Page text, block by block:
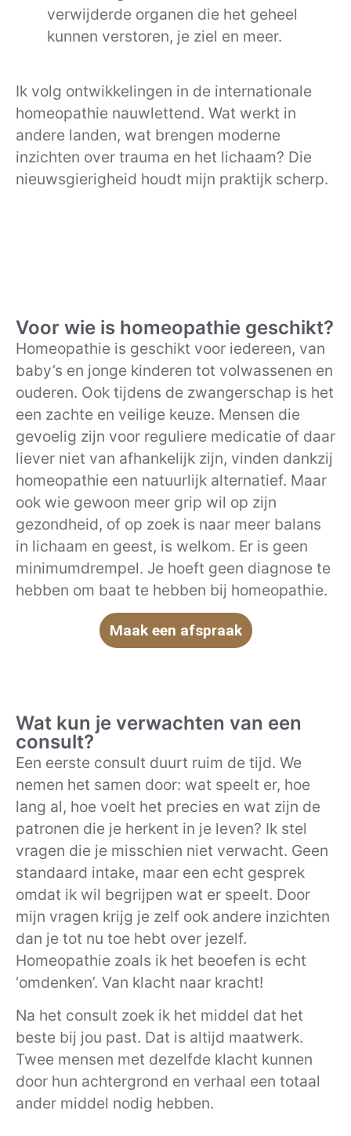
verwijderde organen die het geheel
kunnen verstoren, je ziel en meer.
Ik volg ontwikkelingen in de internationale
homeopathie nauwlettend. Wat werkt in
andere landen, wat brengen moderne
inzichten over trauma en het lichaam? Die
nieuwsgierigheid houdt mijn praktijk scherp.
Voor wie is homeopathie geschikt?
Homeopathie is geschikt voor iedereen, van
baby’s en jonge kinderen tot volwassenen en
ouderen. Ook tijdens de zwangerschap is het
een zachte en veilige keuze. Mensen die
gevoelig zijn voor reguliere medicatie of daar
liever niet van afhankelijk zijn, vinden dankzij
homeopathie een natuurlijk alternatief. Maar
ook wie gewoon meer grip wil op zijn
gezondheid, of op zoek is naar meer balans
in lichaam en geest, is welkom. Er is geen
minimumdrempel. Je hoeft geen diagnose te
hebben om baat te hebben bij homeopathie.
Maak een afspraak
Wat kun je verwachten van een
consult?
Een eerste consult duurt ruim de tijd. We
nemen het samen door: wat speelt er, hoe
lang al, hoe voelt het precies en wat zijn de
patronen die je herkent in je leven? Ik stel
vragen die je misschien niet verwacht. Geen
standaard intake, maar een echt gesprek
omdat ik wil begrijpen wat er speelt. Door
mijn vragen krijg je zelf ook andere inzichten
dan je tot nu toe hebt over jezelf.
Homeopathie zoals ik het beoefen is echt
‘omdenken’. Van klacht naar kracht!
Na het consult zoek ik het middel dat het
beste bij jou past. Dat is altijd maatwerk.
Twee mensen met dezelfde klacht kunnen
door hun achtergrond en verhaal een totaal
ander middel nodig hebben.